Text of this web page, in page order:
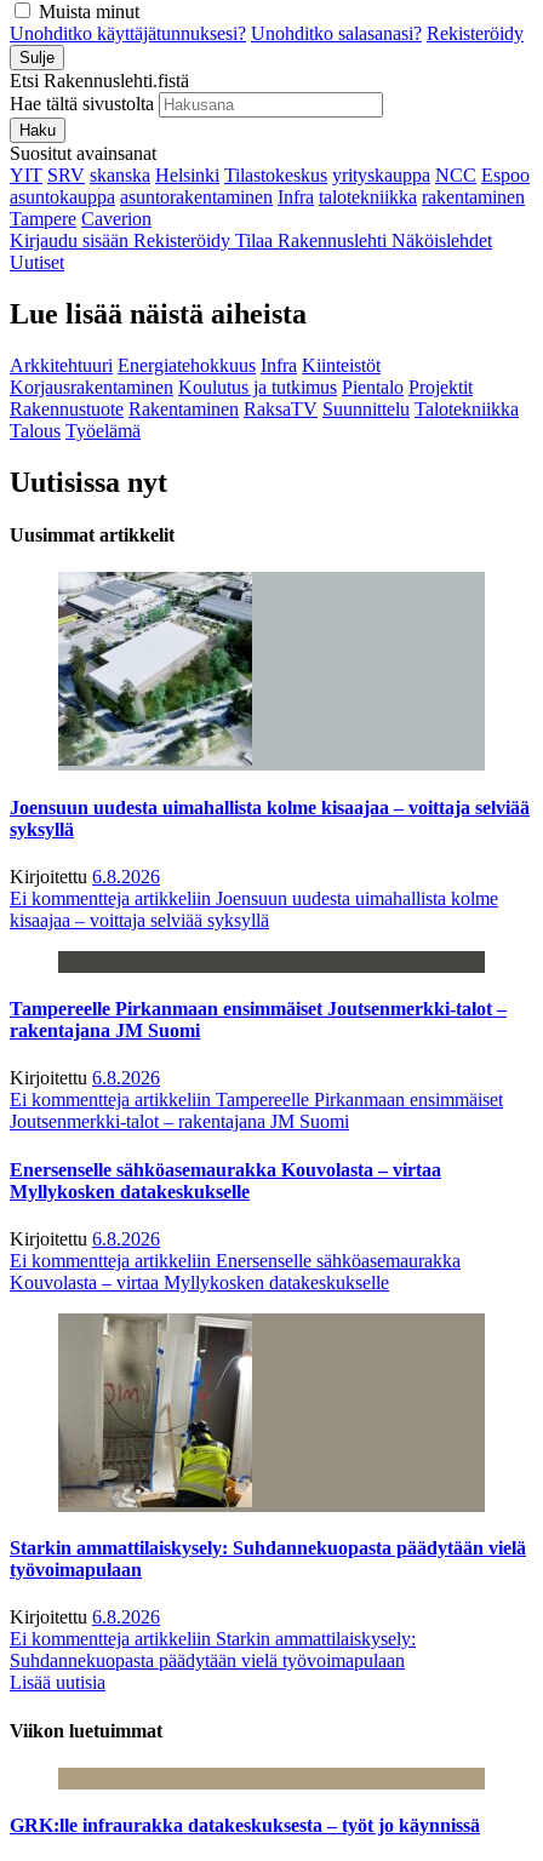
Muista minut
Unohditko käyttäjätunnuksesi? Unohditko salasanasi? Rekisteröidy
Sulje
Etsi Rakennuslehti.fistä
Hae tältä sivustolta
Haku
Suositut avainsanat
YIT SRV skanska Helsinki Tilastokeskus yrityskauppa NCC Espoo
asuntokauppa asuntorakentaminen Infra talotekniikka rakentaminen
Tampere Caverion
Kirjaudu sisään Rekisteröidy Tilaa Rakennuslehti Näköislehdet
Uutiset
Lue lisää näistä aiheista
Arkkitehtuuri Energiatehokkuus Infra Kiinteistöt
Korjausrakentaminen Koulutus ja tutkimus Pientalo Projektit
Rakennustuote Rakentaminen RaksaTV Suunnittelu Talotekniikka
Talous Työelämä
Uutisissa nyt
Uusimmat artikkelit
Joensuun uudesta uimahallista kolme kisaajaa – voittaja selviää
syksyllä
Kirjoitettu 6.8.2026
Ei kommentteja artikkeliin Joensuun uudesta uimahallista kolme
kisaajaa – voittaja selviää syksyllä
Tampereelle Pirkanmaan ensimmäiset Joutsenmerkki-talot –
rakentajana JM Suomi
Kirjoitettu 6.8.2026
Ei kommentteja artikkeliin Tampereelle Pirkanmaan ensimmäiset
Joutsenmerkki-talot – rakentajana JM Suomi
Enersenselle sähköasemaurakka Kouvolasta – virtaa
Myllykosken datakeskukselle
Kirjoitettu 6.8.2026
Ei kommentteja artikkeliin Enersenselle sähköasemaurakka
Kouvolasta – virtaa Myllykosken datakeskukselle
Starkin ammattilaiskysely: Suhdannekuopasta päädytään vielä
työvoimapulaan
Kirjoitettu 6.8.2026
Ei kommentteja artikkeliin Starkin ammattilaiskysely:
Suhdannekuopasta päädytään vielä työvoimapulaan
Lisää uutisia
Viikon luetuimmat
GRK:lle infraurakka datakeskuksesta – työt jo käynnissä